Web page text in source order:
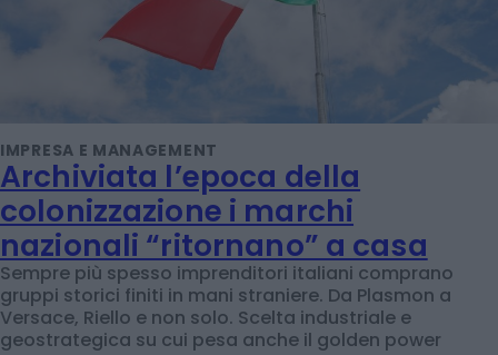
IMPRESA E MANAGEMENT
Archiviata l’epoca della
colonizzazione i marchi
nazionali “ritornano” a casa
Sempre più spesso imprenditori italiani comprano
gruppi storici finiti in mani straniere. Da Plasmon a
Versace, Riello e non solo. Scelta industriale e
geostrategica su cui pesa anche il golden power